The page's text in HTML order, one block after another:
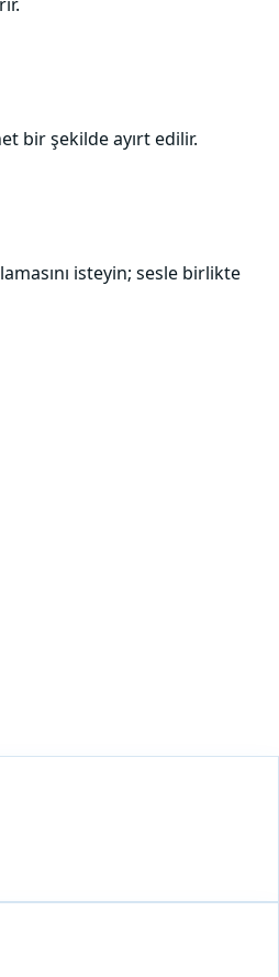
bir şekilde ayırt edilir.
isteyin; sesle birlikte